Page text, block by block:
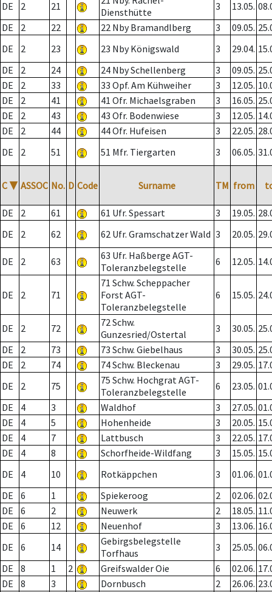
DE 2 21
Diensthütte
3 13.05.
DE
2 22 22 Nby Bramandlberg 3 09.05.
DE
2 23 23 Nby Königswald 3 29.04.
DE
2 24 24 Nby Schellenberg 3 09.05.
DE
2 33 33 Opf. Am Kühweiher 3 12.05.
DE
2 41 41 Ofr. Michaelsgraben 3 16.05.
DE
2 43 43 Ofr. Bodenwiese 3 12.05.
DE
2 44 44 Ofr. Hufeisen 3 22.05.
DE
2 51 51 Mfr. Tiergarten 3 06.05.
C ▼ ASSOC No. D Code Surname TM from
DE 2 61 61 Ufr. Spessart 3 19.05.
DE
2 62 62 Ufr. Gramschatzer Wald 3 20.05.
DE 2 63
63 Ufr. Haßberge AGT-
Toleranzbelegstelle
6 12.05.
DE 2 71
71 Schw. Scheppacher
Forst AGT-
Toleranzbelegstelle
6 15.05.
DE 2 72
72 Schw.
Gunzesried/Ostertal
3 30.05.
DE
2 73 73 Schw. Giebelhaus 3 30.05.
DE
2 74 74 Schw. Bleckenau 3 29.05.
DE
2 75
75 Schw. Hochgrat AGT-
Toleranzbelegstelle
6 23.05.
DE
4 3 Waldhof 3 27.05.
DE
4 5 Hohenheide 3 20.05.
DE
4 7 Lattbusch 3 22.05.
DE
4 8 Schorfheide-Wildfang 3 15.05.
DE
4 10 Rotkäppchen 3 01.06.
DE
6 1 Spiekeroog 2 02.06.
DE
6 2 Neuwerk 2 18.05.
DE
6 12 Neuenhof 3 13.06.
DE
6 14
Gebirgsbelegstelle
Torfhaus
3 25.05.
DE
8 1 2 Greifswalder Oie 6 02.06.
DE
8 3 Dornbusch 2 26.06.